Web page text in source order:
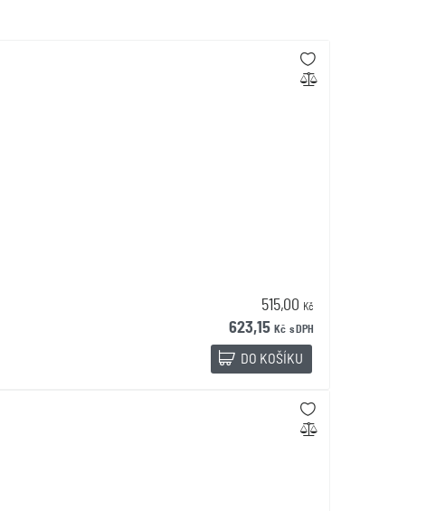
515,00 Kč
623,15 Kč s DPH
DO KOŠÍKU